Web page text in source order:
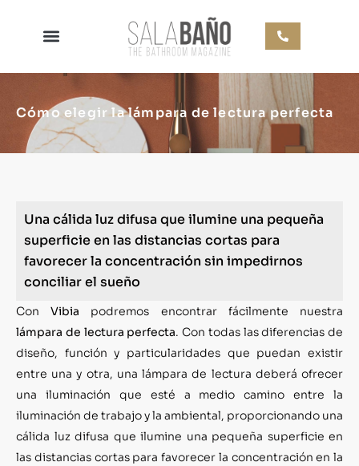
Cómo elegir la lámpara de lectura perfecta
Una cálida luz difusa que ilumine una pequeña
superficie en las distancias cortas para
favorecer la concentración sin impedirnos
conciliar el sueño
ConVibia podremos encontrar fácilmente nuestra
lámpara de lectura perfecta. Con todas las diferencias de
diseño, función y particularidades que puedan existir
entre una y otra, una lámpara de lectura deberá ofrecer
una iluminación que esté a medio camino entre la
iluminación de trabajo y la ambiental, proporcionando una
cálida luz difusa que ilumine una pequeña superficie en
las distancias cortas para favorecer la concentración en la